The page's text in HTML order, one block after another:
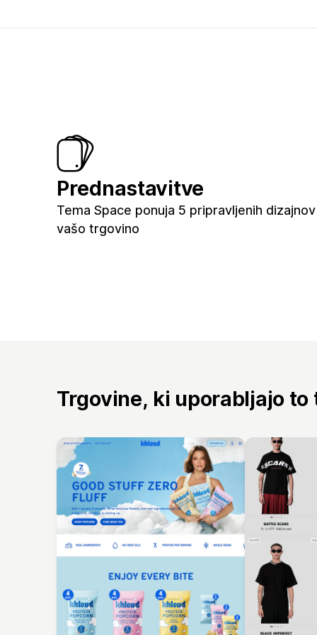
Prednastavitve
Tema Space ponuja 5 pripravljenih
vašo trgovino
Trgovine, ki uporabljajo to